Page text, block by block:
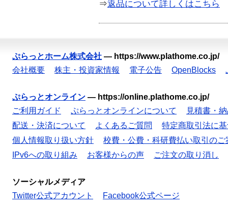
⇒返品について詳しくはこちら
ぷらっとホーム株式会社 — https://www.plathome.co.jp/
会社概要
株主・投資家情報 電子公告 OpenBlocks
ぷらっとオンライン — https://online.plathome.co.jp/
ご利用ガイド
ぷらっとオンラインについて
見積書・
配送・決済について
よくあるご質問
特定商取引法に
個人情報取り扱い方針
校費・公費・科研費払い取引のご
IPv6への取り組み
お客様からの声 ご注文の取り消し
ソーシャルメディア
Twitter公式アカウント
Facebook公式ページ